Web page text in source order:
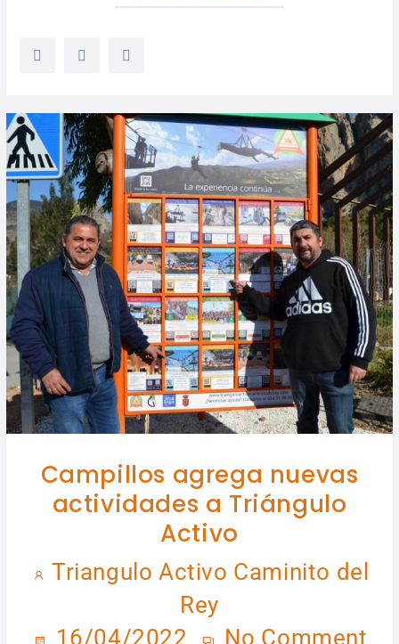
Campillos agrega nuevas
actividades a Triángulo
Activo
Triangulo Activo Caminito del
Rey
16/04/2022
No Comment